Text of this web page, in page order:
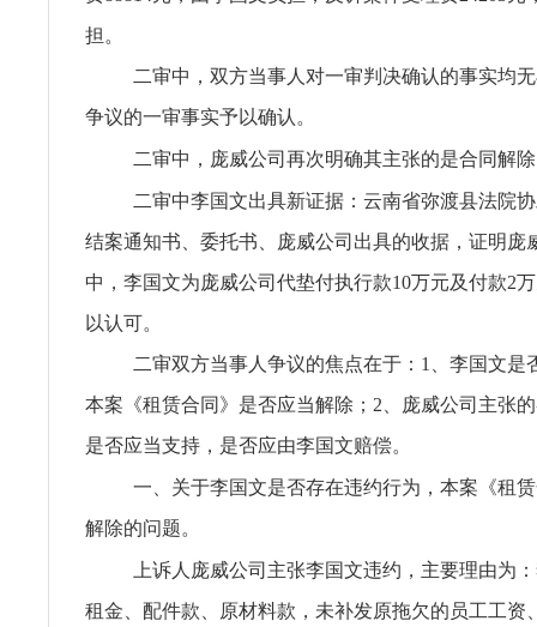
担。
二审中，双方当事人对一审判决确认的事实均
争议的一审事实予以确认。
二审中，庞威公司再次明确其主张的是合同解
二审中李国文出具新证据：云南省弥渡县法院
结案通知书、委托书、庞威公司出具的收据，证明庞
中，李国文为庞威公司代垫付执行款10万元及付款2
以认可。
二审双方当事人争议的焦点在于：1、李国文是
本案《租赁合同》是否应当解除；2、庞威公司主张
是否应当支持，是否应由李国文赔偿。
一、关于李国文是否存在违约行为，本案《租
解除的问题。
上诉人庞威公司主张李国文违约，主要理由为
租金、配件款、原材料款，未补发原拖欠的员工工资